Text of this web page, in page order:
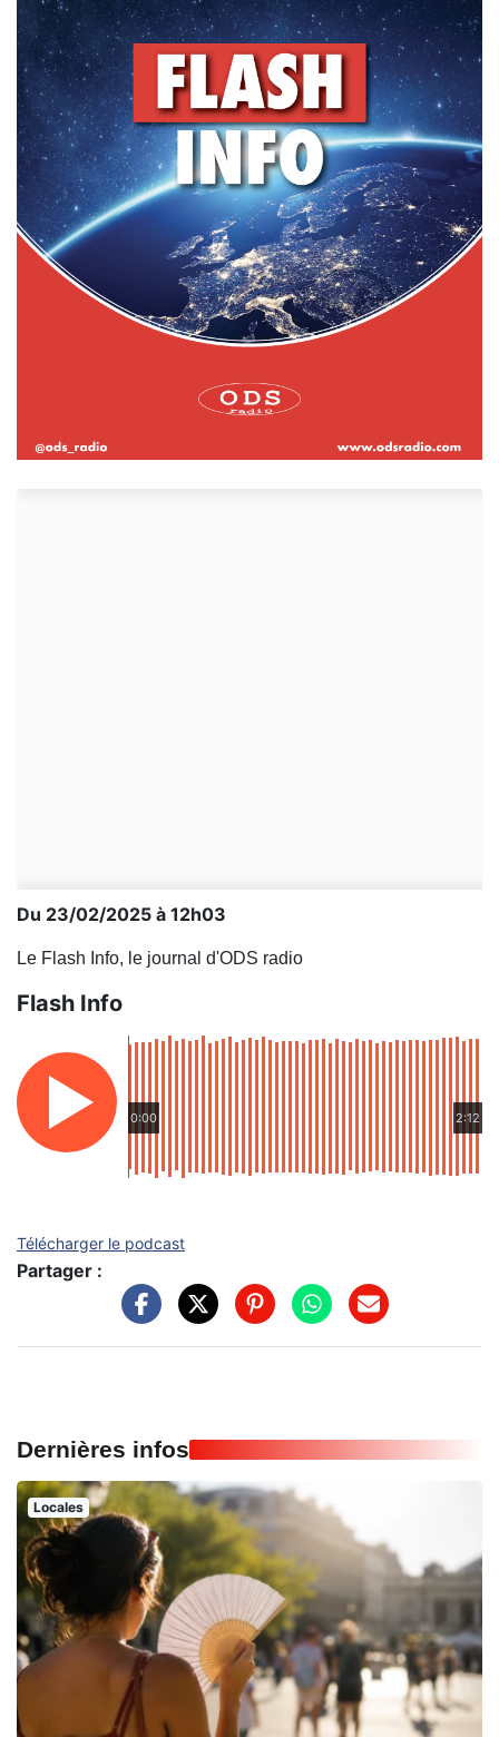
Du 23/02/2025 à 12h03
Le Flash Info, le journal d'ODS radio
Flash Info
0:00 2:12
Télécharger le podcast
Partager :
Dernières infos
Locales